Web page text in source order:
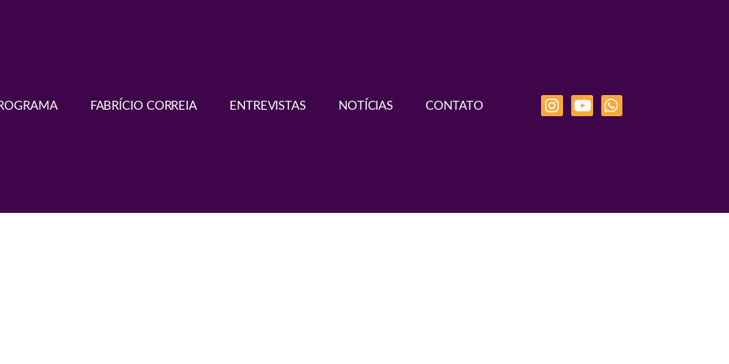
FABRÍCIO CORREIA ENTREVISTAS NOTÍCIAS CONTATO